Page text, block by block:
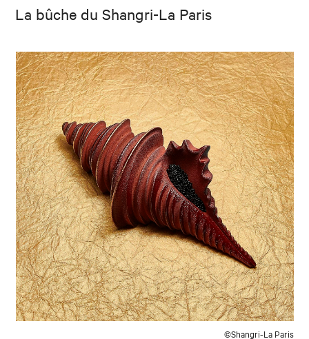
La bûche du Shangri-La Paris
©Shangri-La Paris